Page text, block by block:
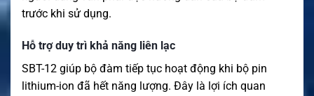
trước khi sử dụng.
Hỗ trợ duy trì khả năng liên lạc
SBT-12 giúp bộ đàm tiếp tục hoạt động khi bộ pin
lithium-ion đã hết năng lượng. Đây là lợi ích quan